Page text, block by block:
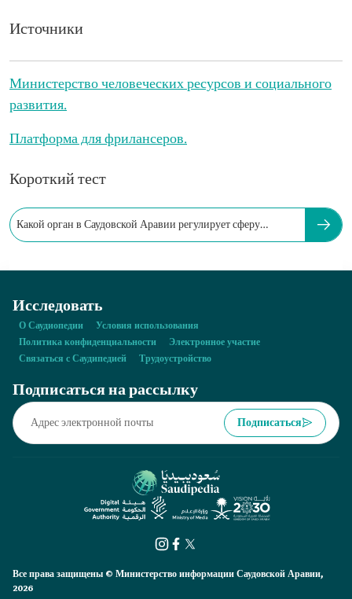
Источники
Министерство человеческих ресурсов и социального
развития.
Платформа для фрилансеров.
Короткий тест
Какой орган в Саудовской Аравии регулирует сферу
Исследовать
О Саудиопедии
Условия использования
Политика конфиденциальности
Электронное участие
Связаться с Саудипедией
Трудоустройство
Подписаться на рассылку
Подписаться
Все права защищены © Министерство информации Саудовской Аравии,
2026